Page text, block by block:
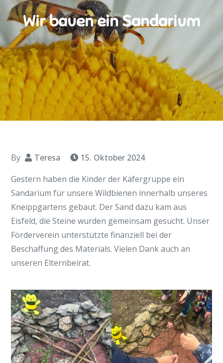
Wir bauen ein Sandarium
By Teresa
15. Oktober 2024
Gestern haben die Kinder der Käfergruppe ein
Sandarium für unsere Wildbienen innerhalb unseres
Kneippgartens gebaut. Der Sand dazu kam aus
Eisfeld, die Steine wurden gemeinsam gesucht. Unser
Förderverein unterstützte finanziell bei der
Beschaffung des Materials. Vielen Dank auch an
unseren Elternbeirat.